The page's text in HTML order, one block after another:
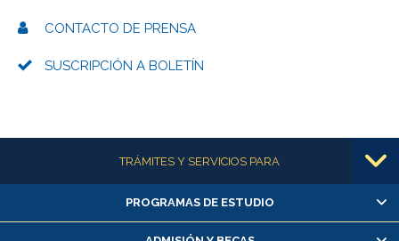
CONTACTO DE PRENSA
SUSCRIPCIÓN A BOLETÍN
Más informaciónTRÁMITES Y SERVICIOS PARA
Alumnas/os y exalumnas/os
Matrícula en línea
PROGRAMAS DE ESTUDIO